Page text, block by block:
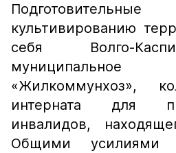
культивированию
себя Волго-
муниципальное
«Жилкоммунхоз»,
интерната для
инвалидов,
Общими усилиями